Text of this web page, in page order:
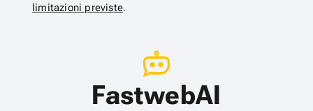
limitazioni previste.
FastwebAI